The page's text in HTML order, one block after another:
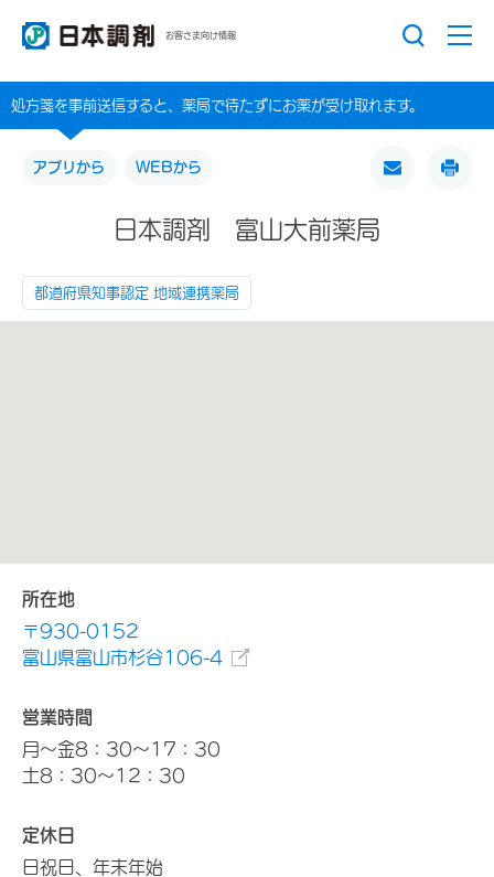
お客さま向け情報
処方箋を事前送信すると、薬局で待たずにお薬が受け取れます。
アプリから WEBから
日本調剤 富山大前薬局
都道府県知事認定 地域連携薬局
所在地
〒930-0152
富山県富山市杉谷106-4
営業時間
月～金8：30～17：30
土8：30～12：30
定休日
日祝日、年末年始